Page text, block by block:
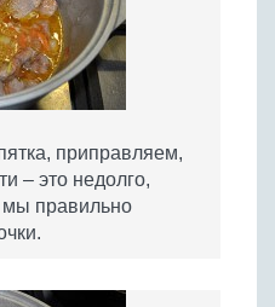
приправляем,
– это недолго,
мы правильно